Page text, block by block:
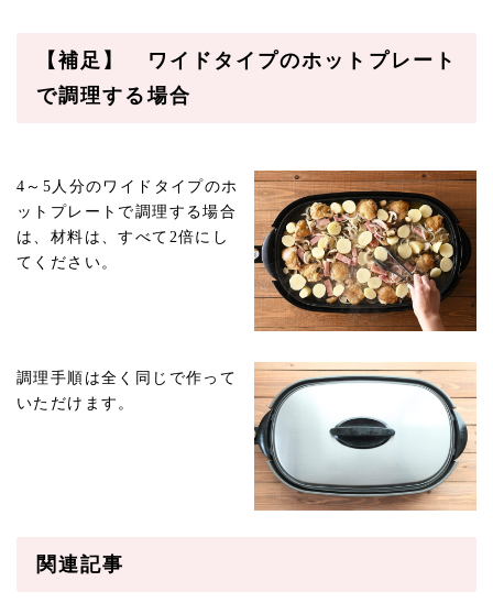
【補足】 ワイドタイプのホットプレート
で調理する場合
4～5人分のワイドタイプのホ
ットプレートで調理する場合
は、材料は、すべて2倍にし
てください。
調理手順は全く同じで作って
いただけます。
関連記事